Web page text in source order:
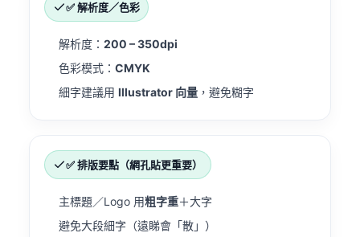
✅ 解析度／色彩
解析度： 200 – 350dpi
色彩模式： CMYK
細字建議用 Illustrator 向量 ，避免糊字
✅ 排版要點（網孔貼更重要）
主標題／Logo 用粗字重＋大字
避免大段細字（遠睇會「散」）